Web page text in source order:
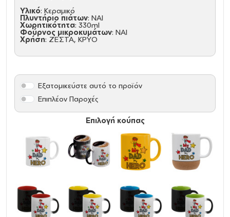
Υλικό: Κεραμικό
Πλυντήριο πιάτων: ΝΑΙ
Χωρητικότητα: 330ml
Φούρνος μικροκυμάτων: ΝΑΙ
Χρήση: ΖΕΣΤΑ, ΚΡΥΟ
Επιλογή κούπας
Εξατομικεύστε αυτό το προϊόν
Επιπλέον Παροχές